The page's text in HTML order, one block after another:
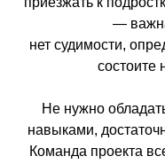
—
нет судимости,
состоите
Не нужно
навыками,
Команда проекта